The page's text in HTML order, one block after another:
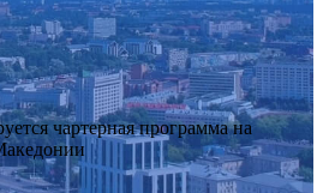
чартерная программа на